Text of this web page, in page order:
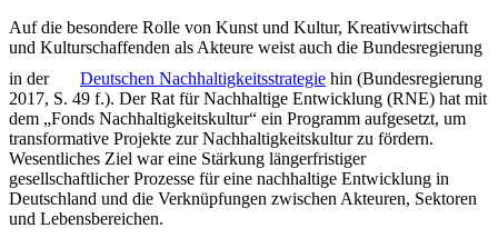
Auf die besondere Rolle von Kunst und Kultur, Kreativwirtschaft
und Kulturschaffenden als Akteure weist auch die Bundesregierung
in der
Deutschen Nachhaltigkeitsstrategie hin (Bundesregierung
2017, S. 49 f.). Der Rat für Nachhaltige Entwicklung (RNE) hat mit
dem „Fonds Nachhaltigkeitskultur“ ein Programm aufgesetzt, um
transformative Projekte zur Nachhaltigkeitskultur zu fördern.
Wesentliches Ziel war eine Stärkung längerfristiger
gesellschaftlicher Prozesse für eine nachhaltige Entwicklung in
Deutschland und die Verknüpfungen zwischen Akteuren, Sektoren
und Lebensbereichen.